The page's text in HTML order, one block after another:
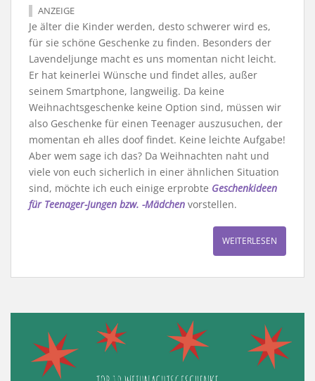
ANZEIGE
Je älter die Kinder werden, desto schwerer wird es,
für sie schöne Geschenke zu finden. Besonders der
Lavendeljunge macht es uns momentan nicht leicht.
Er hat keinerlei Wünsche und findet alles, außer
seinem Smartphone, langweilig. Da keine
Weihnachtsgeschenke keine Option sind, müssen wir
also Geschenke für einen Teenager auszusuchen, der
momentan eh alles doof findet. Keine leichte Aufgabe!
Aber wem sage ich das? Da Weihnachten naht und
viele von euch sicherlich in einer ähnlichen Situation
sind, möchte ich euch einige erprobte Geschenkideen
für Teenager-Jungen bzw. -Mädchen vorstellen.
WEITERLESEN